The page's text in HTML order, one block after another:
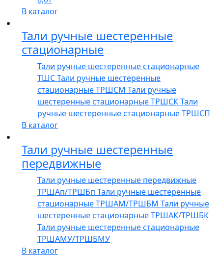
В каталог
Тали ручные шестеренные
стационарные
Тали ручные шестеренные стационарные
ТШСТали ручные шестеренные
стационарные ТРШСМ Тали ручные
шестеренные стационарные ТРШСКТали
ручные шестеренные стационарные ТРШСП
В каталог
Тали ручные шестеренные
передвижные
Тали ручные шестеренные передвижные
ТРШАп/ТРШБп Тали ручные шестеренные
стационарные ТРШАМ/ТРШБМ Тали ручные
шестеренные стационарные ТРШАК/ТРШБК
Тали ручные шестеренные стационарные
ТРШАМУ/ТРШБМУ
В каталог